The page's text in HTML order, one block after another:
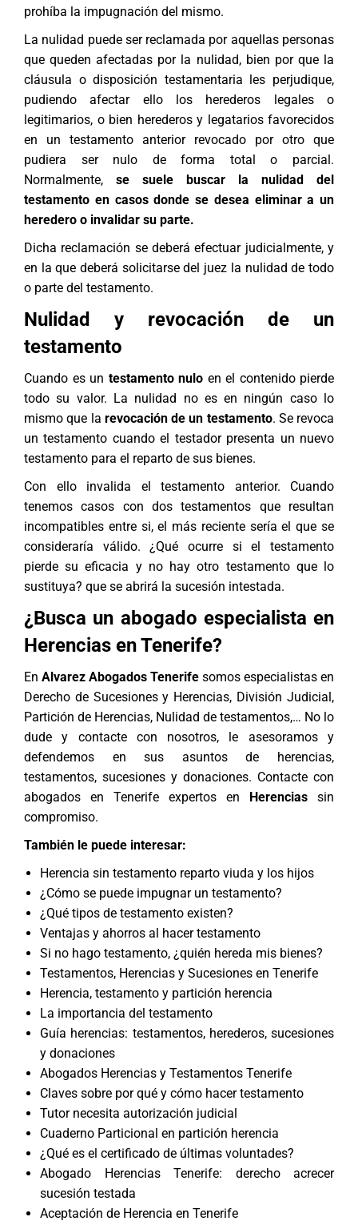
prohíba la impugnación del mismo.
La nulidad puede ser reclamada por aquellas personas
que queden afectadas por la nulidad, bien por que la
cláusula o disposición testamentaria les perjudique,
pudiendo afectar ello los herederos legales o
legitimarios, o bien herederos y legatarios favorecidos
en un testamento anterior revocado por otro que
pudiera ser nulo de forma total o parcial.
Normalmente, se suele buscar la nulidad del
testamento en casos donde se desea eliminar a un
heredero o invalidar su parte.
Dicha reclamación se deberá efectuar judicialmente, y
en la que deberá solicitarse del juez la nulidad de todo
o parte del testamento.
Nulidad y revocación de un
testamento
Cuando es un testamento nulo en el contenido pierde
todo su valor. La nulidad no es en ningún caso lo
mismo que la revocación de un testamento. Se revoca
un testamento cuando el testador presenta un nuevo
testamento para el reparto de sus bienes.
Con ello invalida el testamento anterior. Cuando
tenemos casos con dos testamentos que resultan
incompatibles entre si, el más reciente sería el que se
consideraría válido. ¿Qué ocurre si el testamento
pierde su eficacia y no hay otro testamento que lo
sustituya? que se abrirá la sucesión intestada.
¿Busca un abogado especialista en
Herencias en Tenerife?
En Alvarez Abogados Tenerife somos especialistas en
Derecho de Sucesiones y Herencias, División Judicial,
Partición de Herencias, Nulidad de testamentos,… No lo
dude y contacte con nosotros, le asesoramos y
defendemos en sus asuntos de herencias,
testamentos, sucesiones y donaciones. Contacte con
abogados en Tenerife expertos en Herencias sin
compromiso.
También le puede interesar:
Herencia sin testamento reparto viuda y los hijos
¿Cómo se puede impugnar un testamento?
¿Qué tipos de testamento existen?
Ventajas y ahorros al hacer testamento
Si no hago testamento, ¿quién hereda mis bienes?
Testamentos, Herencias y Sucesiones en Tenerife
Herencia, testamento y partición herencia
La importancia del testamento
Guía herencias: testamentos, herederos, sucesiones
y donaciones
Abogados Herencias y Testamentos Tenerife
Claves sobre por qué y cómo hacer testamento
Tutor necesita autorización judicial
Cuaderno Particional en partición herencia
¿Qué es el certificado de últimas voluntades?
Abogado Herencias Tenerife: derecho acrecer
sucesión testada
Aceptación de Herencia en Tenerife